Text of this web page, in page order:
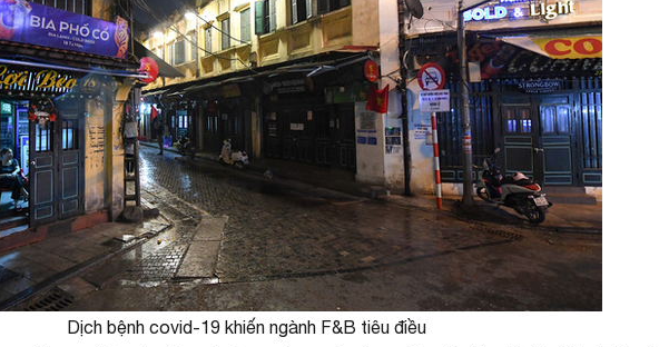
Dịch bệnh covid-19 khiến ngành F&B tiêu điều